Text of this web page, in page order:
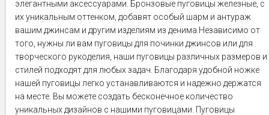
элегантными аксессуарами. Бронзовые пуговицы железные, с
их уникальным оттенком, добавят особый шарм и антураж
вашим джинсам и другим изделиям из денима.Независимо от
того, нужны ли вам пуговицы для починки джинсов или для
творческого рукоделия, наши пуговицы различных размеров и
стилей подходят для любых задач. Благодаря удобной ножке
нашей пуговицы легко устанавливаются и надежно держатся
на месте. Вы можете создать бесконечное количество
уникальных дизайнов с нашими пуговицами. Пуговицы